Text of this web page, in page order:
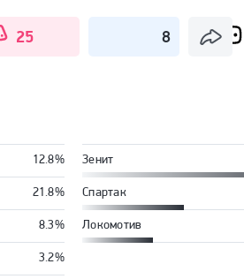
25 8
12.8% Зенит
21.8% Спартак
8.3% Локомотив
3.2%